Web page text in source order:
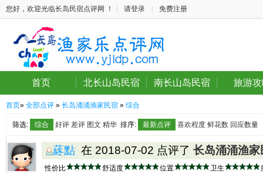
您好，欢迎光临长岛民宿点评网 ！ 请登录 免费注册
首页 北长山岛民宿 南长山岛民宿 旅游
首页» 全部点评 » 长岛涌涌渔家民宿 » 综合
筛选: 综合 好评 差评 图文 精华 排序: 最新点评 喜欢程度 鲜花数 回应数量
蔠點 在 2018-07-02 点评了 长岛涌涌渔家
性价比 舒适度 位置 卫生